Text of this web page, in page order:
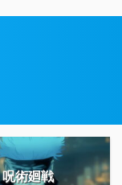
呪術廻戦